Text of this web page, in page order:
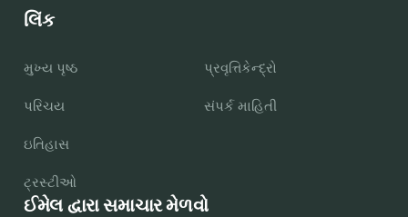
લિંક
મુખ્ય પૃષ્ઠ
પરિચય
ઇતિહાસ
ટ્રસ્ટીઓ
પ્રવૃત્તિકેન્દ્રો
સંપર્ક માહિતી
ઈમેલ દ્વારા સમાચાર મેળવો